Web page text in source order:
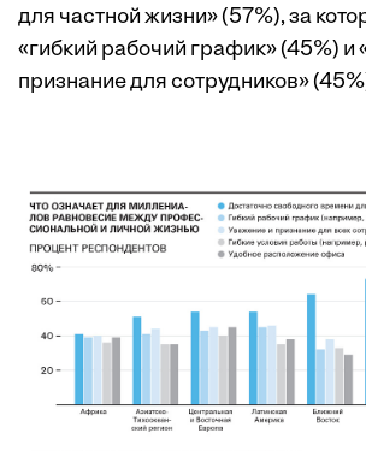
для частной жизни» (57%), за
«гибкий рабочий график» (45%) и
признание для сотрудников»